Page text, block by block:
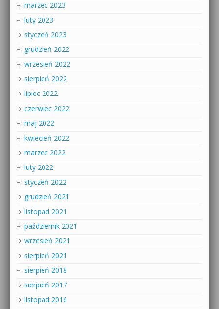
marzec 2023
luty 2023
styczeń 2023
grudzień 2022
wrzesień 2022
sierpień 2022
lipiec 2022
czerwiec 2022
maj 2022
kwiecień 2022
marzec 2022
luty 2022
styczeń 2022
grudzień 2021
listopad 2021
październik 2021
wrzesień 2021
sierpień 2021
sierpień 2018
sierpień 2017
listopad 2016